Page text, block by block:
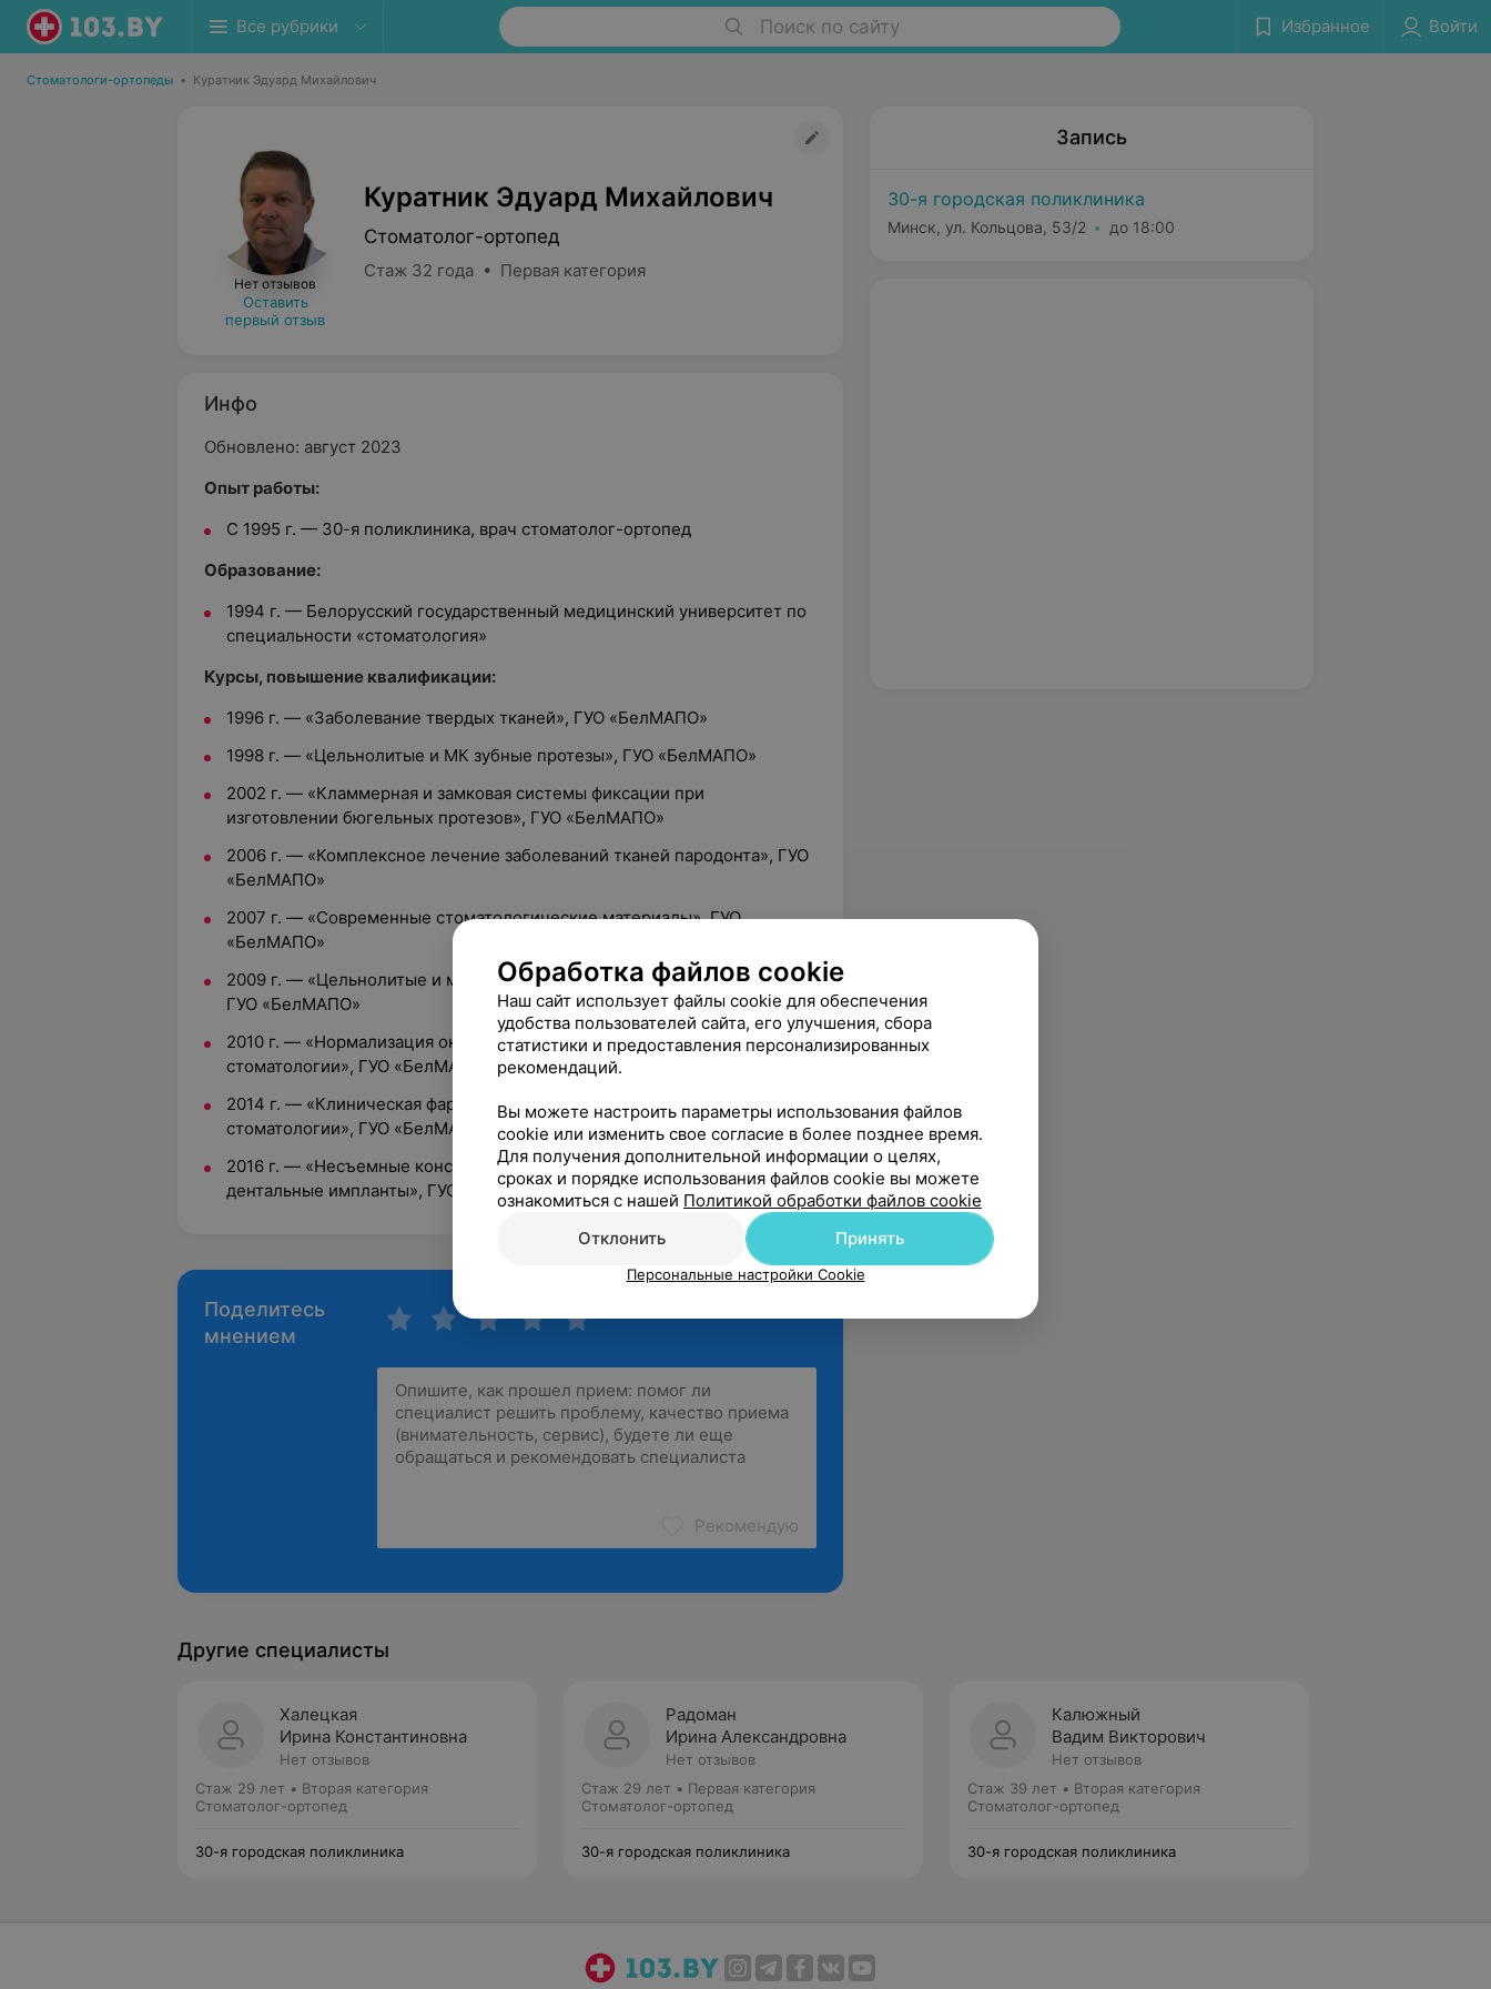
Все рубрики Поиск по сайту Избранное Войти
Стоматологи-ортопеды • Куратник Эдуард Михайлович
Нет отзывов
Оставить
первый отзыв
Куратник Эдуард Михайлович
Стоматолог-ортопед
Стаж 32 года • Первая категория
Инфо
Обновлено: август 2023
Опыт работы:
С 1995 г. — 30-я поликлиника, врач стоматолог-ортопед
Oбразование:
1994 г. — Белорусский государственный медицинский университет по
специальности «стоматология»
Курсы, повышение квалификации:
1996 г. — «Заболевание твердых тканей», ГУО «БелМАПО»
1998 г. — «Цельнолитые и МК зубные протезы», ГУО «БелМАПО»
2002 г. — «Кламмерная и замковая системы фиксации при
изготовлении бюгельных протезов», ГУО «БелМАПО»
2006 г. — «Комплексное лечение заболеваний тканей пародонта», ГУО
«БелМАПО»
2007 г. — «Современные стоматологические материалы», ГУО
«БелМАПО»
2009 г. — «Цельнолитые и металлокерамические зубные протезы»,
ГУО «БелМАПО»
2010 г. — «Нормализация окклюзии в клинике ортопедической
стоматологии», ГУО «БелМАПО»
2014 г. — «Клиническая фармокология и фармокотерапия в
стоматологии», ГУО «БелМАПО»
2016 г. — «Несъемные конструкции зубных протезов с опорой на
дентальные импланты», ГУО «БелМАПО»
Поделитесь
мнением
Рекомендую
Запись
30-я городская поликлиника
Минск, ул. Кольцова, 53/2 до 18:00
Другие специалисты
Халецкая
Ирина Константиновна
Нет отзывов
Стаж 29 лет • Вторая категория
Стоматолог-ортопед
30-я городская поликлиника
Радоман
Ирина Александровна
Нет отзывов
Стаж 29 лет • Первая категория
Стоматолог-ортопед
30-я городская поликлиника
Калюжный
Вадим Викторович
Нет отзывов
Стаж 39 лет • Вторая категория
Стоматолог-ортопед
30-я городская поликлиника
Обработка файлов cookie
Наш сайт использует файлы cookie для обеспечения
удобства пользователей сайта, его улучшения, сбора
статистики и предоставления персонализированных
рекомендаций.
Вы можете настроить параметры использования файлов
cookie или изменить свое согласие в более позднее время.
Для получения дополнительной информации о целях,
сроках и порядке использования файлов cookie вы можете
ознакомиться с нашей Политикой обработки файлов cookie
Отклонить
Принять
Персональные настройки Cookie